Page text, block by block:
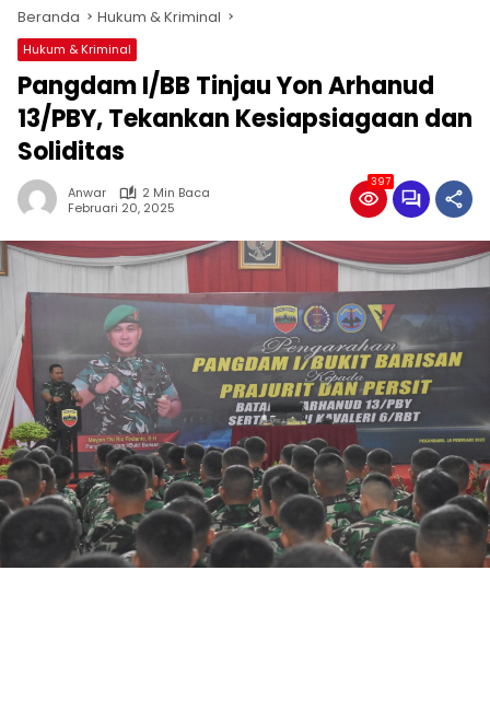
Beranda Hukum & Kriminal
Hukum & Kriminal
Pangdam I/BB Tinjau Yon Arhanud
13/PBY, Tekankan Kesiapsiagaan dan
Soliditas
Anwar
2 Min Baca
Februari 20, 2025
397